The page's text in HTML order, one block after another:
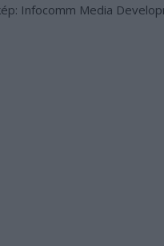
Infocomm Media